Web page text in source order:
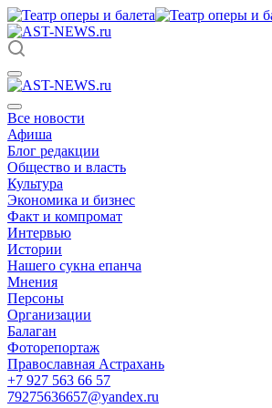
Все новости
Афиша
Блог редакции
Общество и власть
Культура
Экономика и бизнес
Факт и компромат
Интервью
Истории
Нашего сукна епанча
Мнения
Персоны
Организации
Балаган
Фоторепортаж
Православная Астрахань
+7 927 563 66 57
79275636657@yandex.ru